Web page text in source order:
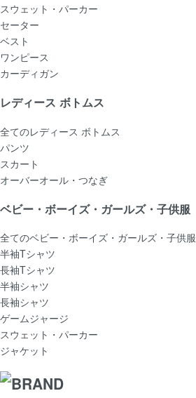
スウェット・パーカー
セーター
ベスト
ワンピース
カーディガン
レディース ボトムス
全てのレディース ボトムス
パンツ
スカート
オーバーオール・つなぎ
ベビー・ボーイズ・ガールズ・子供服
全てのベビー・ボーイズ・ガールズ・子供服
半袖Tシャツ
長袖Tシャツ
半袖シャツ
長袖シャツ
ゲームジャージ
スウェット・パーカー
ジャケット